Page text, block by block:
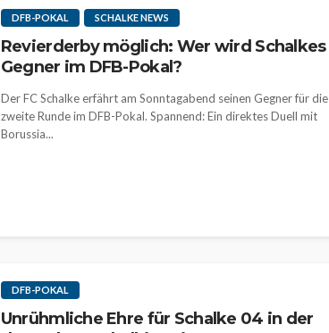
DFB-POKAL SCHALKE NEWS
Revierderby möglich: Wer wird Schalkes
Gegner im DFB-Pokal?
Der FC Schalke erfährt am Sonntagabend seinen Gegner für die
zweite Runde im DFB-Pokal. Spannend: Ein direktes Duell mit
Borussia...
DFB-POKAL
Unrühmliche Ehre für Schalke 04 in der